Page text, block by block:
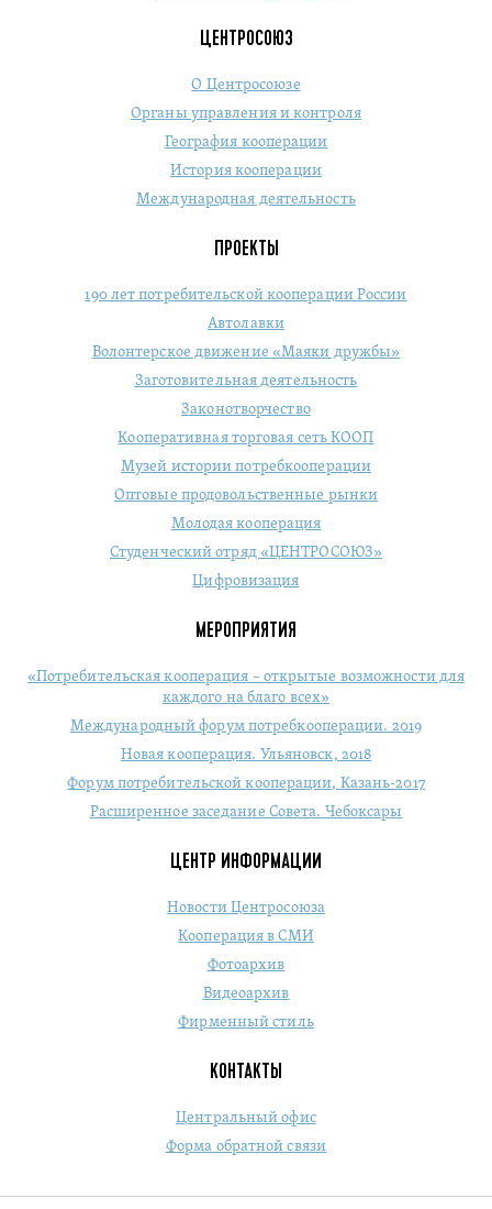
ЦЕНТРОСОЮЗ
О Центросоюзе
Органы управления и контроля
География кооперации
История кооперации
Международная деятельность
ПРОЕКТЫ
190 лет потребительской кооперации России
Автолавки
Волонтерское движение «Маяки дружбы»
Заготовительная деятельность
Законотворчество
Кооперативная торговая сеть КООП
Музей истории потребкооперации
Оптовые продовольственные рынки
Молодая кооперация
Студенческий отряд «ЦЕНТРОСОЮЗ»
Цифровизация
МЕРОПРИЯТИЯ
«Потребительская кооперация – открытые возможности для
каждого на благо всех»
Международный форум потребкооперации. 2019
Новая кооперация. Ульяновск, 2018
Форум потребительской кооперации, Казань-2017
Расширенное заседание Совета. Чебоксары
ЦЕНТР ИНФОРМАЦИИ
Новости Центросоюза
Кооперация в СМИ
Фотоархив
Видеоархив
Фирменный стиль
КОНТАКТЫ
Центральный офис
Форма обратной связи